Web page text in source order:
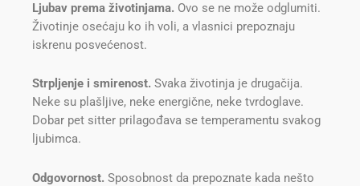
Ljubav prema životinjama. Ovo se ne može odglumiti.
Životinje osećaju ko ih voli, a vlasnici prepoznaju
iskrenu posvećenost.
Strpljenje i smirenost. Svaka životinja je drugačija.
Neke su plašljive, neke energične, neke tvrdoglave.
Dobar pet sitter prilagođava se temperamentu svakog
ljubimca.
Odgovornost. Sposobnost da prepoznate kada nešto